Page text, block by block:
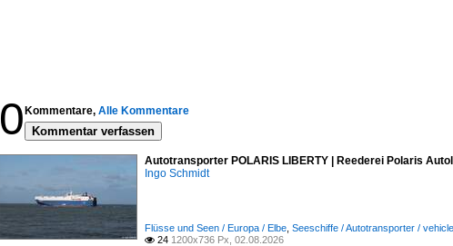
0 Kommentare, Alle Kommentare
Kommentar verfassen
Autotransporter POLARIS LIBERTY | Reederei Polaris
Ingo Schmidt
Flüsse und Seen / Europa / Elbe Seeschiffe / Autotransporter /
 24 1200x736 Px, 02.08.2026